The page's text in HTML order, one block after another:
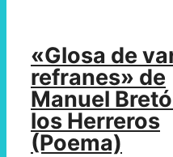
«Glosa de
refranes» de
Manuel
los Herreros
(Poema)